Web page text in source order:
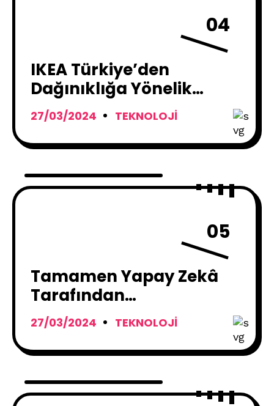
04
IKEA Türkiye’den
Dağınıklığa Yönelik
Pratik Çözümler !
27/03/2024 TEKNOLOJI
05
Tamamen Yapay Zekâ
Tarafından
Programlanan İlk Oyun:
Angry Pumpkins
27/03/2024 TEKNOLOJI